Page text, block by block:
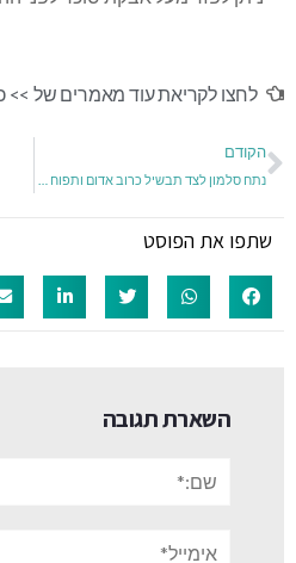
לחצו לקריאת עוד מאמרים של >>
הקודם
שתפו את הפוסט
השארת תגובה